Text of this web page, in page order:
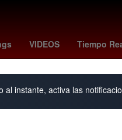
VIDEOS Tiempo
Henipavirus
al instante, activa las